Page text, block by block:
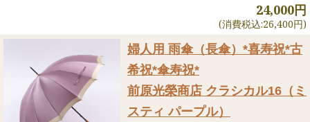
24,000円
(消費税込:26,400円)
婦人用 雨傘（長傘） *喜寿祝*古
希祝*傘寿祝*
前原光榮商店 クラシカル16（ミ
スティ パープル）